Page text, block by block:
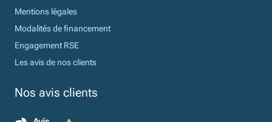
Mentions légales
Modalités de financement
Engagement RSE
Les avis de nos clients
Nos avis clients